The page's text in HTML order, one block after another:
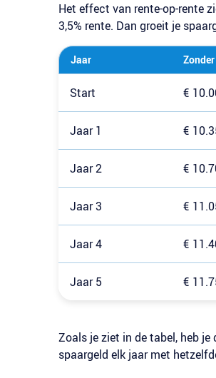
Het effect van rente-op-rente
3,5% rente. Dan groeit je
Jaar
Start €
Jaar 1 €
Jaar 2 €
Jaar 3 €
Jaar 4 €
Jaar 5 €
Zoals je ziet in de tabel, heb je
spaargeld elk jaar met